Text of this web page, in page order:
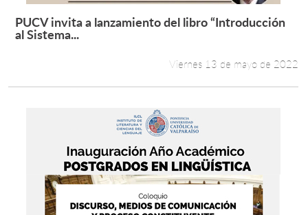
Formación Continua
English
Leer más +
PUCV invita a lanzamiento del libro “Introducción
al Sistema...
Viernes 13 de mayo de 2022